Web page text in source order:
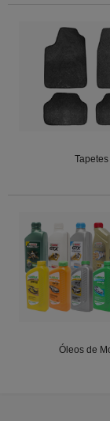
Tapetes
Óleos de